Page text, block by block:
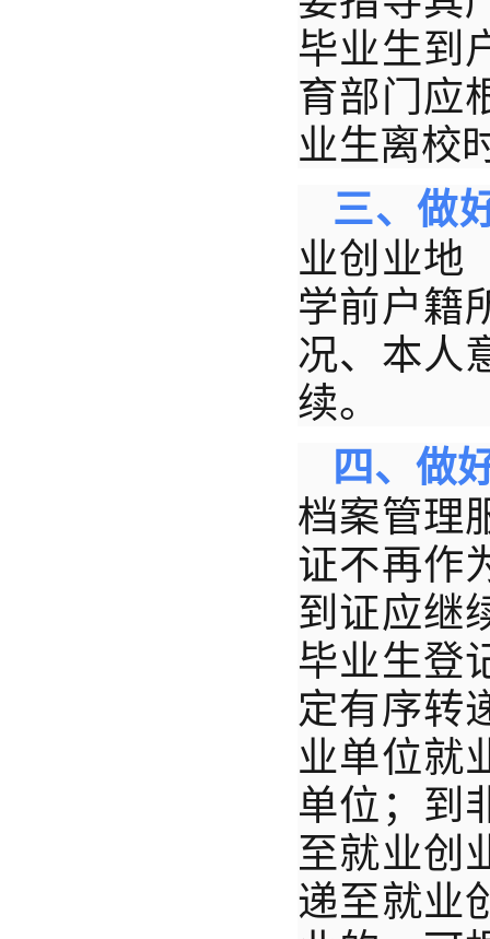
毕业生到
育部门应
业生离校
三、做
业创业地
学前户籍
况、本人
续。
四、做
档案管理
证不再作
到证应继
毕业生登
定有序转
业单位就
单位；到
至就业创
递至就业